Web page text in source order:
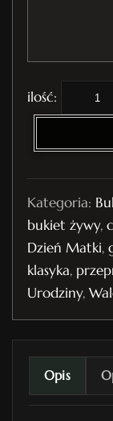
l
ć
B
u
k
i
e
t
ż
y
w
y
Kategoria:
bukiet żywy,
Dzień Matki,
klasyka,
Urodziny,
Opis